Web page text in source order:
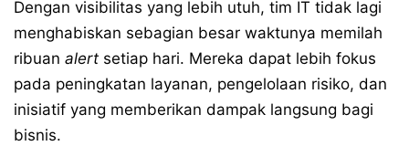
Dengan visibilitas yang lebih utuh, tim IT tidak lagi
menghabiskan sebagian besar waktunya memilah
ribuan alert setiap hari. Mereka dapat lebih fokus
pada peningkatan layanan, pengelolaan risiko, dan
inisiatif yang memberikan dampak langsung bagi
bisnis.